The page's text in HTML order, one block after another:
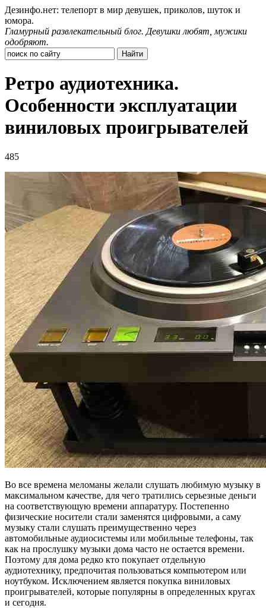
Дезинфо.нет: телепорт в мир девушек, приколов, шуток и
юмора.
Гламурный развлекательный блог. Девушки любят, мужики
одобряют.
Ретро аудиотехника.
Особенности эксплуатации
виниловых проигрывателей
485
Во все времена меломаны желали слушать любимую музыку в
максимальном качестве, для чего тратились серьезные деньги
на соответствующую времени аппаратуру. Постепенно
физические носители стали заменятся цифровыми, а саму
музыку стали слушать преимущественно через
автомобильные аудиосистемы или мобильные телефоны, так
как на прослушку музыки дома часто не остается времени.
Поэтому для дома редко кто покупает отдельную
аудиотехнику, предпочитая пользоваться компьютером или
ноутбуком. Исключением является покупка виниловых
проигрывателей, которые популярны в определенных кругах
и сегодня.